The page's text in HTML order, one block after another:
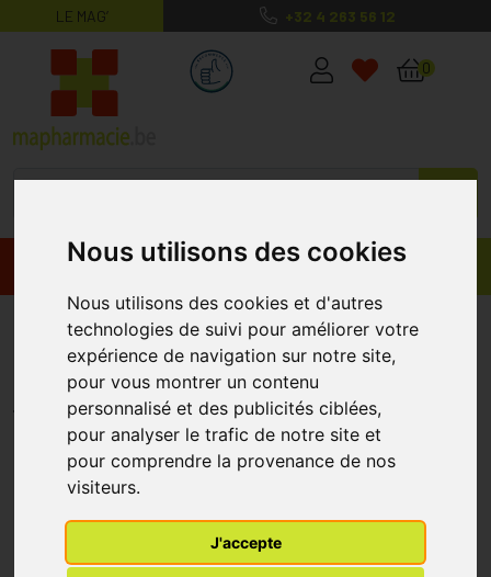
Nous utilisons des cookies
Nous utilisons des cookies et d'autres
technologies de suivi pour améliorer votre
expérience de navigation sur notre site,
pour vous montrer un contenu
personnalisé et des publicités ciblées,
pour analyser le trafic de notre site et
pour comprendre la provenance de nos
visiteurs.
J'accepte
LE MAG’ +32 4 263 56 12
MaPharmacie.be ma santé, mes
0
Promos Produits
Fytostar Acerola Vit C 120
Comprimés (+ 30 Gr
FYTOSTAR